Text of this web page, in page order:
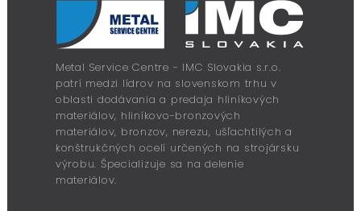
Metal Service Centre - IMC Slovakia s.r.o.
patrí medzi lídrov na slovenskom trhu v
oblasti dodávania a predaja hliníkových
materiálov, hliníkovo-bronzových
materiálov, bronzov, nerezu, ušľachtilých a
konštrukčných ocelí určených na strojársku
výrobu. Špecializuje sa na delenie
materiálov.